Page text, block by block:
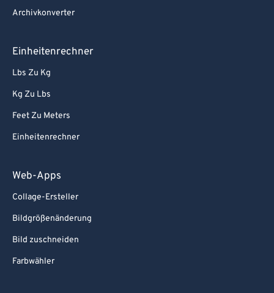
Archivkonverter
Einheitenrechner
Lbs Zu Kg
Kg Zu Lbs
Feet Zu Meters
Einheitenrechner
Web-Apps
Collage-Ersteller
Bildgrößenänderung
Bild zuschneiden
Farbwähler